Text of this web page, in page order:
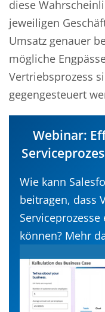
diese
jeweiligen
Umsatz genauer
mögliche
Vertriebsprozess
gegengesteuert
Webinar:
Wie kann
beitragen, dass
können? Mehr